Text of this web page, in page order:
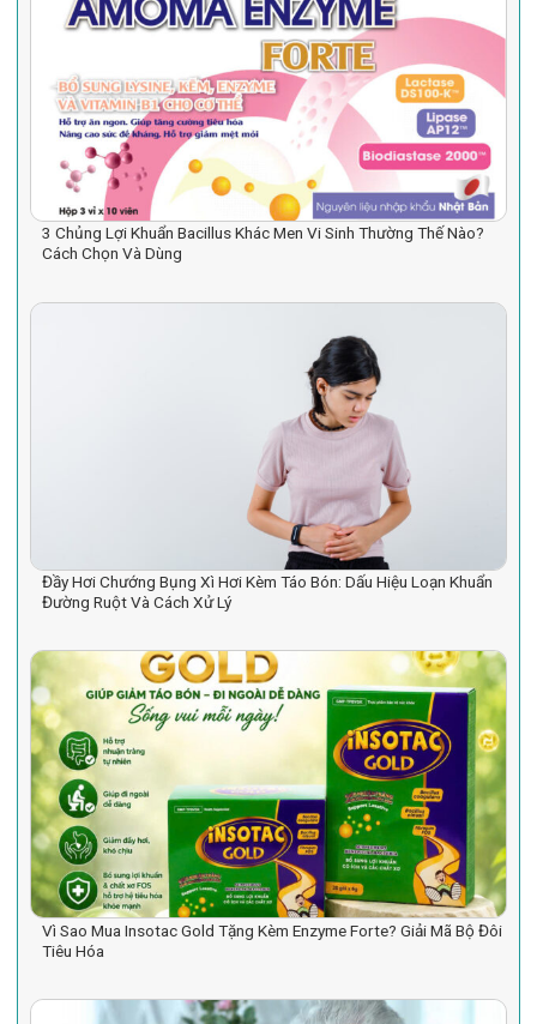
3 Chủng Lợi Khuẩn Bacillus Khác Men Vi Sinh Thường Thế Nào?
Cách Chọn Và Dùng
Đầy Hơi Chướng Bụng Xì Hơi Kèm Táo Bón: Dấu Hiệu Loạn Khuẩn
Đường Ruột Và Cách Xử Lý
Vì Sao Mua Insotac Gold Tặng Kèm Enzyme Forte? Giải Mã Bộ Đôi
Tiêu Hóa